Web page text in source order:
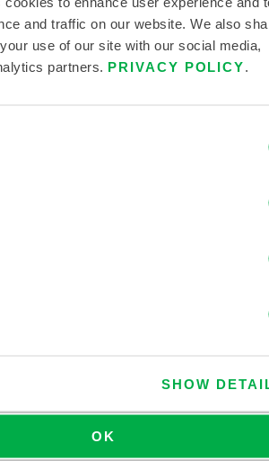
and traffic on our website. We also
use of our site with our social media,
partners. PRIVACY POLICY
SHOW
OK